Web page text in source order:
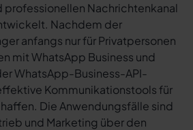
professionellen Nachrichtenkanal
Nachdem der
anfangs nur für Privatpersonen
mit WhatsApp Business und
WhatsApp-Business-API-
Kommunikationstools für
Die Anwendungsfälle sind
und Marketing über den